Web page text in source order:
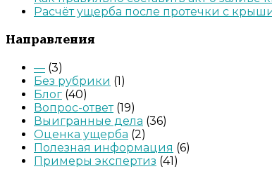
Расчёт ущерба после протечки с
Направления
— (3)
Без рубрики (1)
Блог (40)
Вопрос-ответ (19)
Выигранные дела (36)
Оценка ущерба (2)
Полезная информация (6)
Примеры экспертиз (41)